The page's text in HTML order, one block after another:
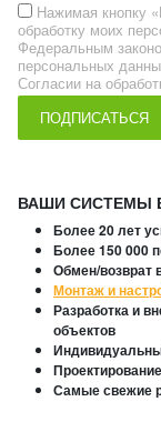
Нажимая кнопку
обработку моих
Федеральным
персональных
Согласии на
ПОДПИСАТЬСЯ
ВАШИ СИСТЕМЫ
Более 20 лет
Более 150 000
Обмен/возврат
Монтаж и
Разработка и
объектов
Самые свежие